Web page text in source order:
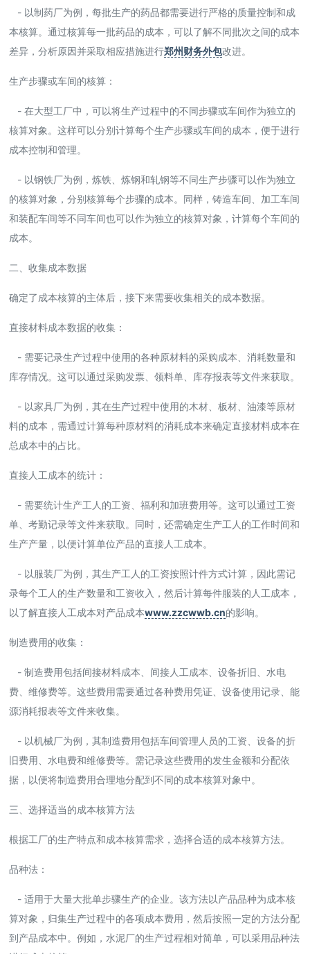
- 以制药厂为例，每批生产的药品都需要进行严格的质量控制和成
本核算。通过核算每一批药品的成本，可以了解不同批次之间的成本
差异，分析原因并采取相应措施进行郑州财务外包改进。
生产步骤或车间的核算：
- 在大型工厂中，可以将生产过程中的不同步骤或车间作为独立的
核算对象。这样可以分别计算每个生产步骤或车间的成本，便于进行
成本控制和管理。
- 以钢铁厂为例，炼铁、炼钢和轧钢等不同生产步骤可以作为独立
的核算对象，分别核算每个步骤的成本。同样，铸造车间、加工车间
和装配车间等不同车间也可以作为独立的核算对象，计算每个车间的
成本。
二、收集成本数据
确定了成本核算的主体后，接下来需要收集相关的成本数据。
直接材料成本数据的收集：
- 需要记录生产过程中使用的各种原材料的采购成本、消耗数量和
库存情况。这可以通过采购发票、领料单、库存报表等文件来获取。
- 以家具厂为例，其在生产过程中使用的木材、板材、油漆等原材
料的成本，需通过计算每种原材料的消耗成本来确定直接材料成本在
总成本中的占比。
直接人工成本的统计：
- 需要统计生产工人的工资、福利和加班费用等。这可以通过工资
单、考勤记录等文件来获取。同时，还需确定生产工人的工作时间和
生产产量，以便计算单位产品的直接人工成本。
- 以服装厂为例，其生产工人的工资按照计件方式计算，因此需记
录每个工人的生产数量和工资收入，然后计算每件服装的人工成本，
以了解直接人工成本对产品成本www.zzcwwb.cn的影响。
制造费用的收集：
- 制造费用包括间接材料成本、间接人工成本、设备折旧、水电
费、维修费等。这些费用需要通过各种费用凭证、设备使用记录、能
源消耗报表等文件来收集。
- 以机械厂为例，其制造费用包括车间管理人员的工资、设备的折
旧费用、水电费和维修费等。需记录这些费用的发生金额和分配依
据，以便将制造费用合理地分配到不同的成本核算对象中。
三、选择适当的成本核算方法
根据工厂的生产特点和成本核算需求，选择合适的成本核算方法。
品种法：
- 适用于大量大批单步骤生产的企业。该方法以产品品种为成本核
算对象，归集生产过程中的各项成本费用，然后按照一定的方法分配
到产品成本中。例如，水泥厂的生产过程相对简单，可以采用品种法